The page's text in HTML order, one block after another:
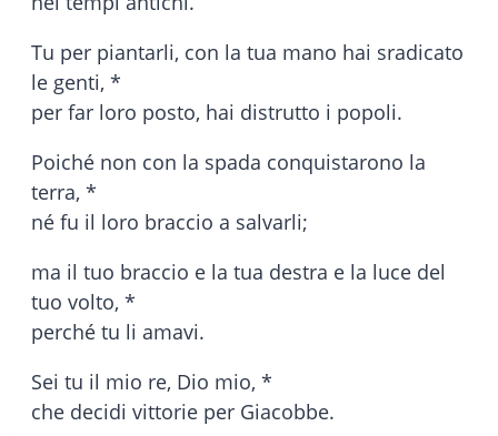
Tu per piantarli, con la tua mano hai sradicato
le genti, *
per far loro posto, hai distrutto i popoli.
Poiché non con la spada conquistarono la
terra, *
né fu il loro braccio a salvarli;
ma il tuo braccio e la tua destra e la luce del
tuo volto, *
perché tu li amavi.
Sei tu il mio re, Dio mio, *
che decidi vittorie per Giacobbe.